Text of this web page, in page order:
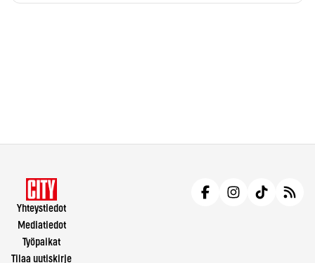
Yhteystiedot
Mediatiedot
Työpaikat
Tilaa uutiskirje